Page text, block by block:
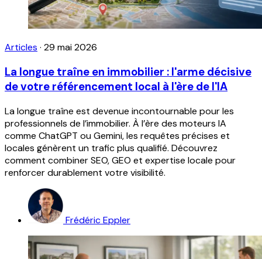
Articles · 29 mai 2026
La longue traîne en immobilier : l'arme décisive
de votre référencement local à l'ère de l'IA
La longue traîne est devenue incontournable pour les
professionnels de l’immobilier. À l’ère des moteurs IA
comme ChatGPT ou Gemini, les requêtes précises et
locales génèrent un trafic plus qualifié. Découvrez
comment combiner SEO, GEO et expertise locale pour
renforcer durablement votre visibilité.
Frédéric Eppler